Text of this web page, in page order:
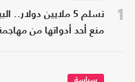
1
تسلم 5 ملايين
منع أحد أدواتها من
سياسة